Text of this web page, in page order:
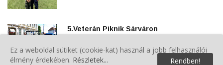
5.Veterán Piknik Sárváron
Ez a weboldal sütiket (cookie-kat) használ a jobb felhasználói
élmény érdekében. Részletek... Rendben!